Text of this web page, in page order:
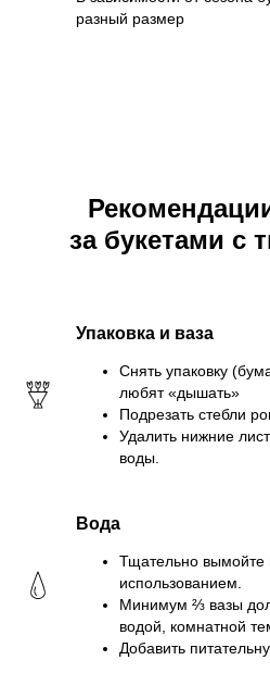
разный размер
за букетами с
Упаковка и ваза
Снять упаковку
любят «дышать»
Подрезать стебли
Удалить нижние
воды.
Вода
Тщательно вымойте
использованием.
Минимум ⅔ вазы
водой, комнатной
Добавить